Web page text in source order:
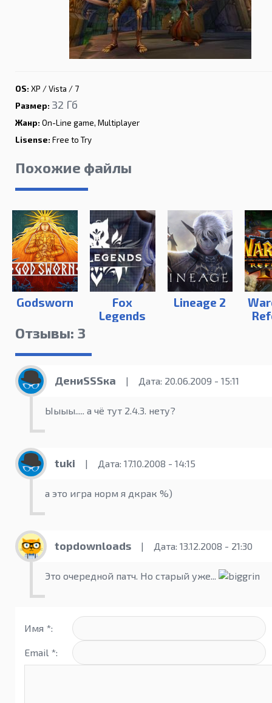
OS: XP / Vista / 7
Размер: 32 Гб
Жанр: On-Line game, Multiplayer
Lisense: Free to Try
Похожие файлы
Godsworn
Fox
Legends
Lineage 2
Отзывы: 3
ДениSSSка | Дата: 20.06.2009 - 15:11
Ыыыы..... а чё тут 2.4.3. нету?
tuki | Дата: 17.10.2008 - 14:15
а это игра норм я дкрак %)
topdownloads | Дата: 13.12.2008 - 21:30
Это очередной патч. Но старый уже...
Имя *:
Email *: